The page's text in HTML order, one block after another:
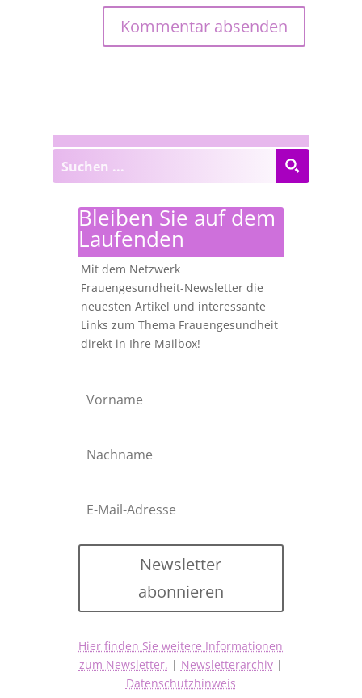
Bleiben Sie auf dem
Laufenden
Mit dem Netzwerk
Frauengesundheit-Newsletter die
neuesten Artikel und interessante
Links zum Thema Frauengesundheit
direkt in Ihre Mailbox!
Newsletter
abonnieren
Hier finden Sie weitere Informationen
zum Newsletter. | Newsletterarchiv|
Datenschutzhinweis